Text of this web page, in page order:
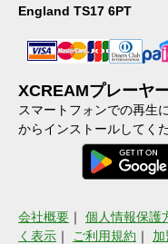
England TS17 6PT
XCREAMプレーヤ
スマートフォンでの再生
からインストールしてくだ
会社概要 ｜ 個人情報保護
く表示 ｜ ご利用規約 ｜